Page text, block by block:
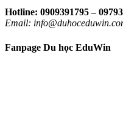
Hotline: 0909391795 –
Email:
Fanpage Du học EduWin